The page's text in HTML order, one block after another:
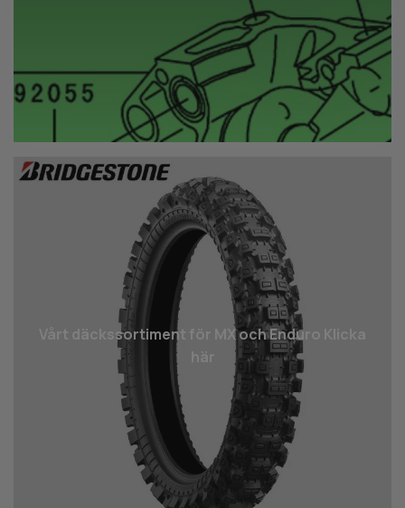
Vårt däcks­sortiment för MX och Enduro Klicka